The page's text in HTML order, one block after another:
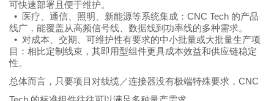
可快速部署且便于维护。
• 医疗、通信、照明、新能源等系统集成：CNC Tech 的产品
线广，能覆盖从高频信号线、数据线到功率线的多种需求。
• 对成本、交期、可维护性有要求的中小批量或大批量生产项
目：相比定制线束，其即用型组件更具成本效益和供应链稳定
性。
总体而言，只要项目对线缆／连接器没有极端特殊要求，CNC